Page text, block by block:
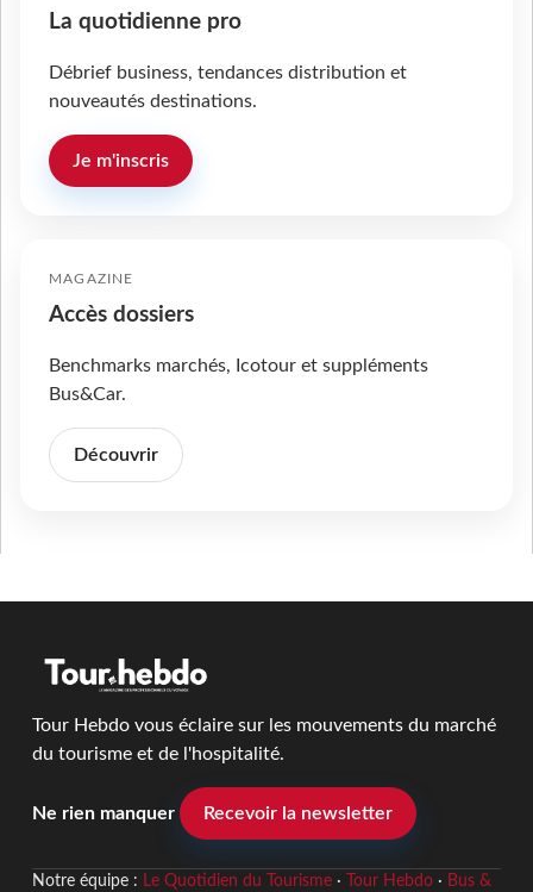
La quotidienne pro
Débrief business, tendances distribution et
nouveautés destinations.
Je m'inscris
MAGAZINE
Accès dossiers
Benchmarks marchés, Icotour et suppléments
Bus&Car.
Découvrir
Tour Hebdo vous éclaire sur les mouvements du marché
du tourisme et de l'hospitalité.
Ne rien manquer Recevoir la newsletter
Notre équipe : Le Quotidien du Tourisme· Tour Hebdo· Bus &